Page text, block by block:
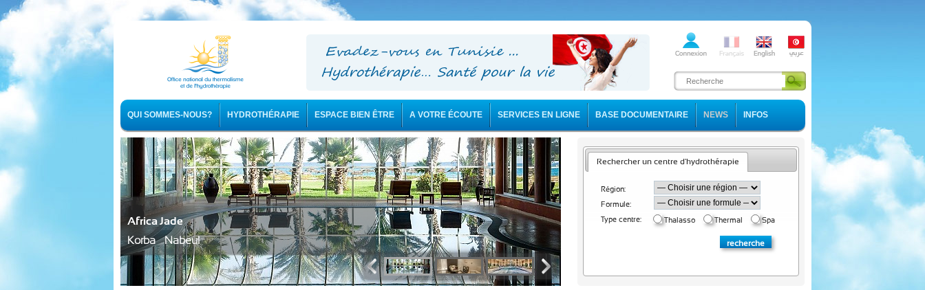
QUI SOMMES-NOUS? HYDROTHÉRAPIE ESPACE BIEN ÊTRE A VOTRE ÉCOUTE SERVICES EN LIGNE BASE DOCUMENTAIRE NEWS INFOS
Africa Jade
Korba - Nabeul
Rechercher un centre d'hydrothérapie
Région:
Formule:
Type centre:
Thalasso Thermal Spa